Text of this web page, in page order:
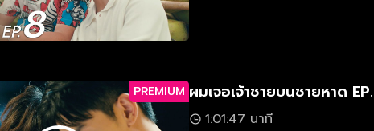
PREMIUM ผมเจอเจ้าชายบนชายหาด
1:01:47 นาที